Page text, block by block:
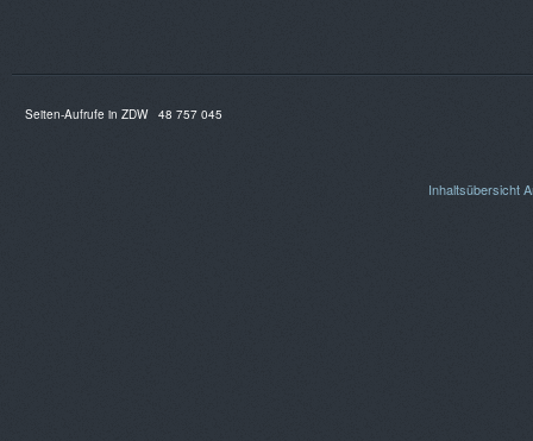
Seiten-Aufrufe in ZDW 48 757 045
Inhaltsübersicht